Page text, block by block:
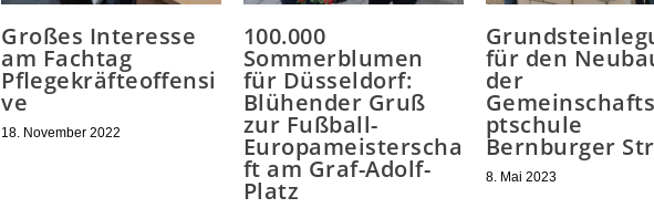
Großes Interesse
am Fachtag
Pflegekräfteoffensi
ve
18. November 2022
100.000
Sommerblumen
für Düsseldorf:
Blühender Gruß
zur Fußball-
Europameisterscha
ft am Graf-Adolf-
Platz
für den
der
ptschule
Bernburger
8. Mai 2023